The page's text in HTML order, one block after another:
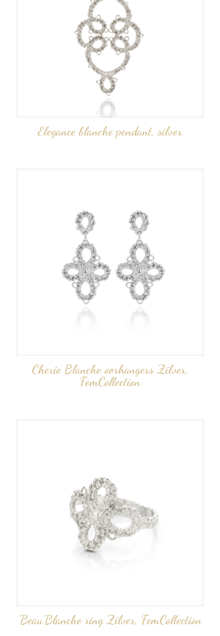
Elegance blanche pendant, silver
Cherie Blanche oorhangers Zilver,
FemCollection
‘Beau’Blanche ring Zilver, FemCollection